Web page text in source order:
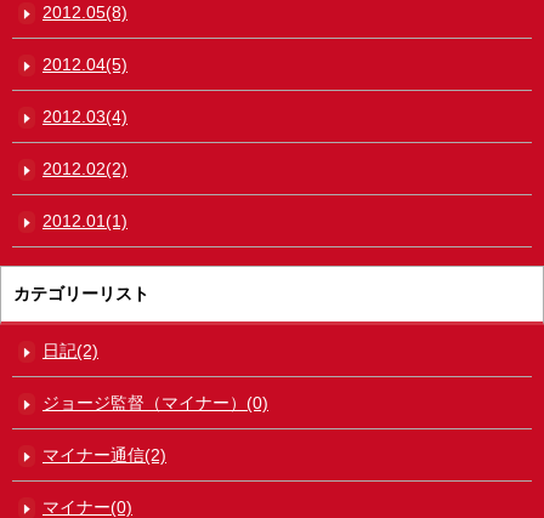
2012.05(8)
2012.04(5)
2012.03(4)
2012.02(2)
2012.01(1)
カテゴリーリスト
日記(2)
ジョージ監督（マイナー）(0)
マイナー通信(2)
マイナー(0)